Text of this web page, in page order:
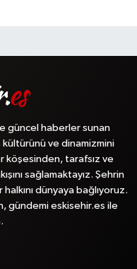
güncel haberler sunan
ve dinamizmini
köşesinden, tarafsız ve
sağlamaktayız. Şehrin
dünyaya bağlıyoruz.
gündemi eskisehir.es ile